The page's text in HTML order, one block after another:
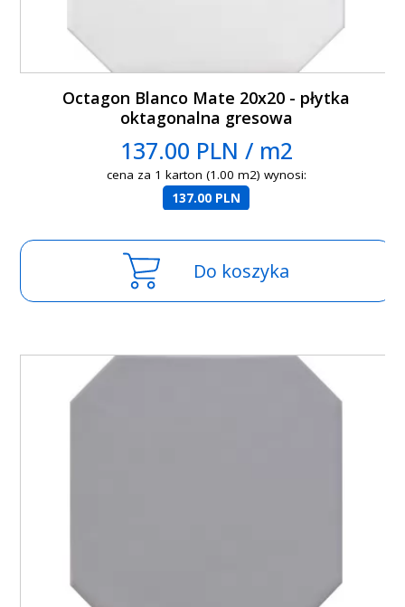
Octagon Blanco Mate 20x20 - płytka
oktagonalna gresowa
137.00 PLN / m2
cena za 1 karton (1.00 m2) wynosi:
137.00 PLN
Do koszyka